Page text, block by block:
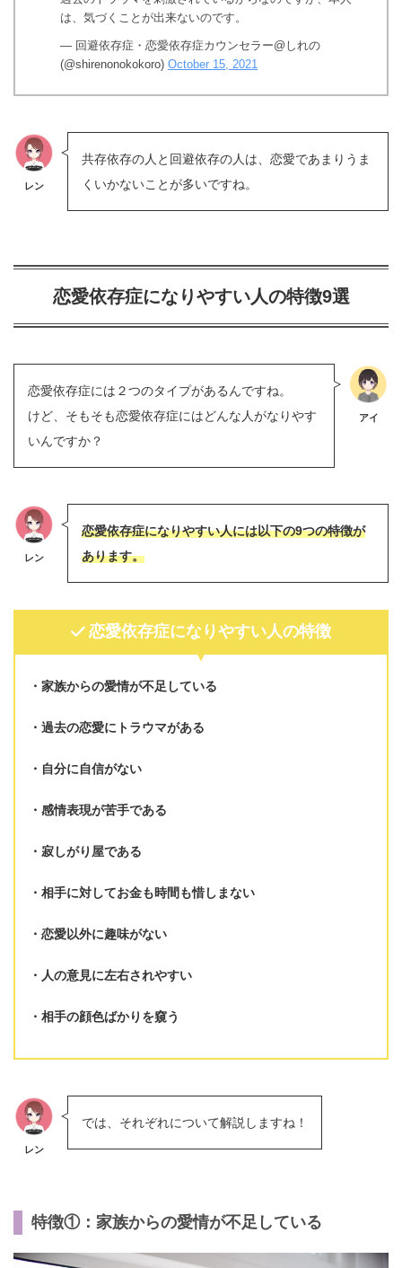
は、気づくことが出来ないのです。
— 回避依存症・恋愛依存症カウンセラー@しれの
(@shirenonokokoro) October 15, 2021
レン
共存依存の人と回避依存の人は、恋愛であまりうま
くいかないことが多いですね。
恋愛依存症になりやすい人の特徴9選
恋愛依存症には２つのタイプがあるんですね。
けど、そもそも恋愛依存症にはどんな人がなりやす
いんですか？
アイ
レン
恋愛依存症になりやすい人には以下の9つの特徴が
あります。
恋愛依存症になりやすい人の特徴
家族からの愛情が不足している
過去の恋愛にトラウマがある
自分に自信がない
感情表現が苦手である
寂しがり屋である
相手に対してお金も時間も惜しまない
恋愛以外に趣味がない
人の意見に左右されやすい
相手の顔色ばかりを窺う
レン
では、それぞれについて解説しますね！
特徴①：家族からの愛情が不足している